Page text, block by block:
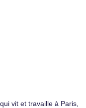
vit et travaille à Paris,